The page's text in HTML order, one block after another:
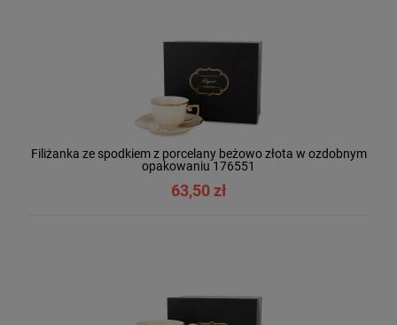
Filiżanka ze spodkiem z porcelany beżowo złota w ozdobnym
opakowaniu 176551
63,50 zł